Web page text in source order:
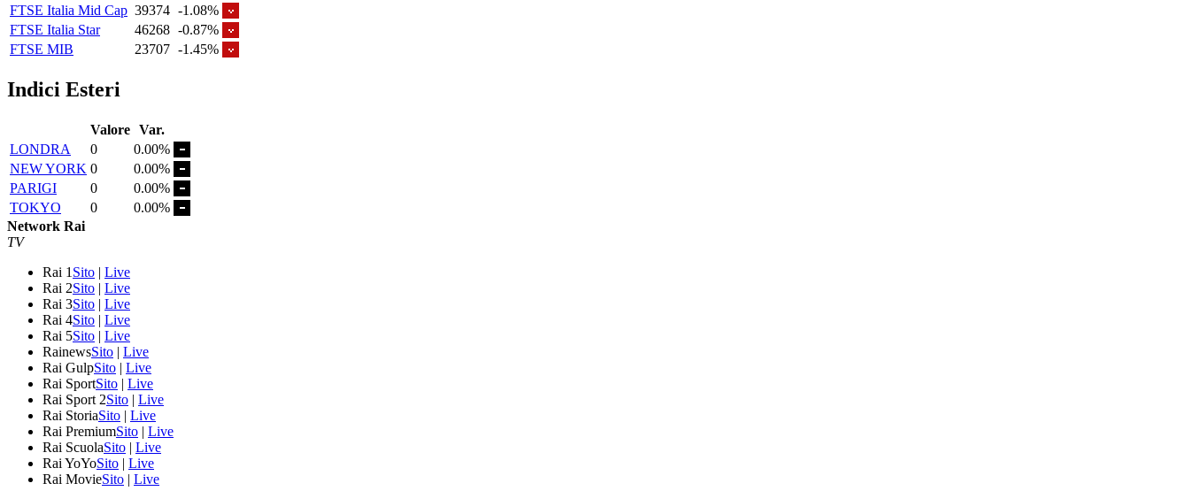
FTSE Italia Mid Cap 39374 -1.08%
FTSE Italia Star
46268 -0.87%
FTSE MIB
23707 -1.45%
Indici Esteri
Valore Var.
LONDRA
0
0.00%
NEW YORK 0
0.00%
PARIGI
0
0.00%
TOKYO
0
0.00%
Network Rai
TV
Rai 1 Sito | Live
Rai 2Sito | Live
Rai 3Sito | Live
Rai 4Sito | Live
Rai 5Sito | Live
RainewsSito | Live
Rai GulpSito | Live
Rai SportSito | Live
Rai Sport 2Sito | Live
Rai StoriaSito | Live
Rai PremiumSito | Live
Rai ScuolaSito | Live
Rai YoYoSito | Live
Rai MovieSito | Live